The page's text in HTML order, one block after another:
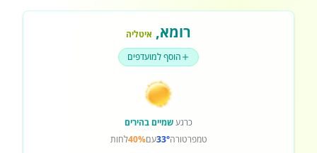
רומא, איטליה
הוסף למועדפים
כרגעשמיים בהירים
טמפרטורה33°עם40%לחות